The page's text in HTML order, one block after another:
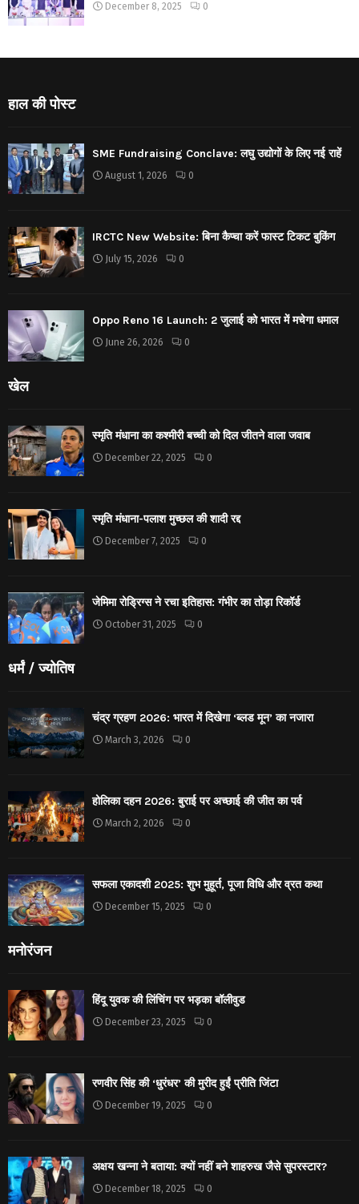
December 8, 2025 0
हाल की पोस्ट
SME Fundraising Conclave: लघु उद्योगों के लिए नई राहें
August 1, 2026 0
IRCTC New Website: बिना कैप्चा करें फास्ट टिकट बुकिंग
July 15, 2026 0
Oppo Reno 16 Launch: 2 जुलाई को भारत में मचेगा धमाल
June 26, 2026 0
खेल
स्मृति मंधाना का कश्मीरी बच्ची को दिल जीतने वाला जवाब
December 22, 2025 0
स्मृति मंधाना-पलाश मुच्छल की शादी रद्द
December 7, 2025 0
जेमिमा रोड्रिग्स ने रचा इतिहास: गंभीर का तोड़ा रिकॉर्ड
October 31, 2025 0
धर्मं / ज्योतिष
चंद्र ग्रहण 2026: भारत में दिखेगा ‘ब्लड मून’ का नजारा
March 3, 2026 0
होलिका दहन 2026: बुराई पर अच्छाई की जीत का पर्व
March 2, 2026 0
सफला एकादशी 2025: शुभ मुहूर्त, पूजा विधि और व्रत कथा
December 15, 2025 0
मनोरंजन
हिंदू युवक की लिंचिंग पर भड़का बॉलीवुड
December 23, 2025 0
रणवीर सिंह की ‘धुरंधर’ की मुरीद हुईं प्रीति जिंटा
December 19, 2025 0
अक्षय खन्ना ने बताया: क्यों नहीं बने शाहरुख जैसे सुपरस्टार?
December 18, 2025 0